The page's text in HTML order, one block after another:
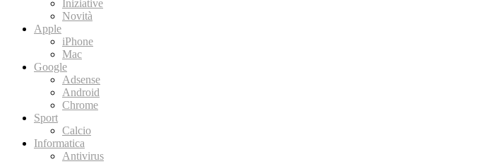
Iniziative
Novità
Apple
iPhone
Mac
Google
Adsense
Android
Chrome
Sport
Calcio
Informatica
Antivirus